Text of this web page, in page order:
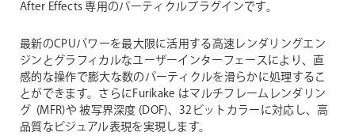
After Effects 専用のパーティクルプラグインです。
最新のCPUパワーを最大限に活用する高速レンダリングエン
ジンとグラフィカルなユーザーインターフェースにより、直
感的な操作で膨大な数のパーティクルを滑らかに処理するこ
とができます。さらにFurikake はマルチフレームレンダリン
グ (MFR)や 被写界深度 (DOF)、32ビットカラーに対応し、高
品質なビジュアル表現を実現します。